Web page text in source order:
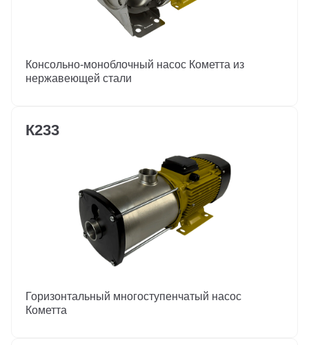
Консольно-моноблочный насос Кометта из
нержавеющей стали
К233
Горизонтальный многоступенчатый насос
Кометта